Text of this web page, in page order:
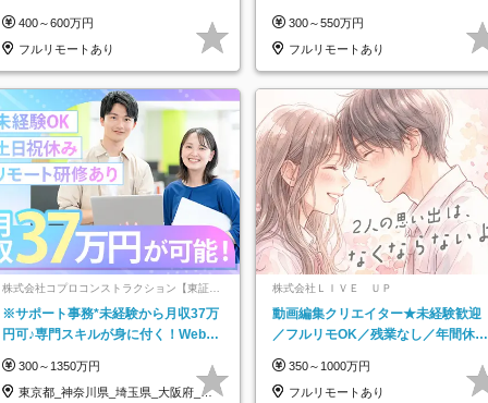
400～600万円
フルリモートあり
300～550万円
フルリモートあり
株式会社コプロコンストラクション【東証プ
ライム上場コプロ・ホールディングス子会
社】
※サポート事務*未経験から月収37万
円可♪専門スキルが身に付く！Web面
300～1350万円
東京都_神奈川県_埼玉県_大阪府_愛
株式会社ＬＩＶＥ ＵＰ
動画編集クリエイター★未経験歓迎
／フルリモOK／残業なし／年間休日
実で安心
350～1000万円
フルリモートあり